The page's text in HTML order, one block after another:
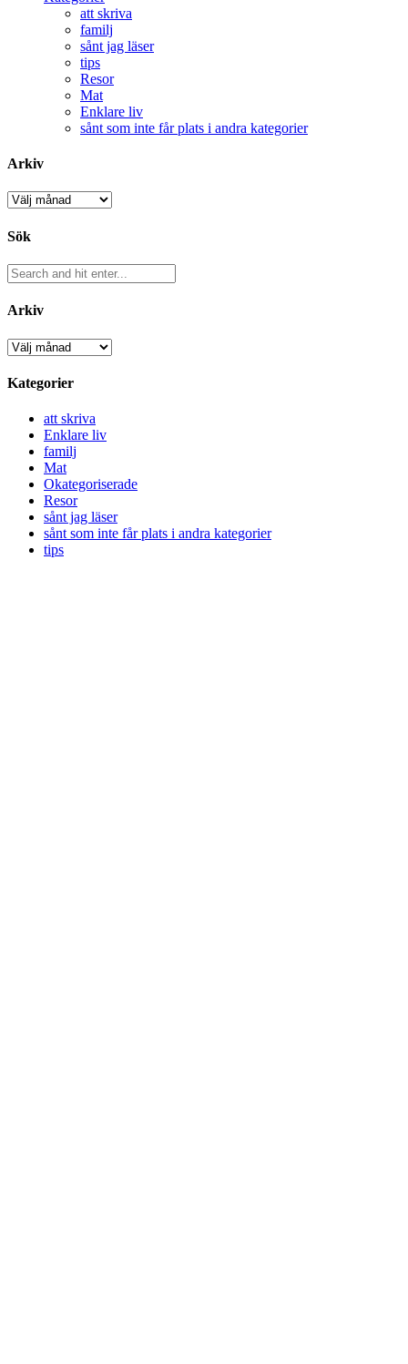
att skriva
familj
sånt jag läser
tips
Resor
Mat
Enklare liv
sånt som inte får plats i andra kategorier
Arkiv
Arkiv
Sök
Arkiv
Arkiv
Kategorier
att skriva
Enklare liv
familj
Mat
Okategoriserade
Resor
sånt jag läser
sånt som inte får plats i andra kategorier
tips